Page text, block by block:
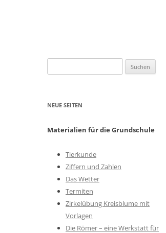
nach:
NEUE SEITEN
Materialien für die Grundschule
Tierkunde
Ziffern und Zahlen
Das Wetter
Termiten
Zirkelübung Kreisblume mit
Vorlagen
Die Römer – eine Werkstatt für